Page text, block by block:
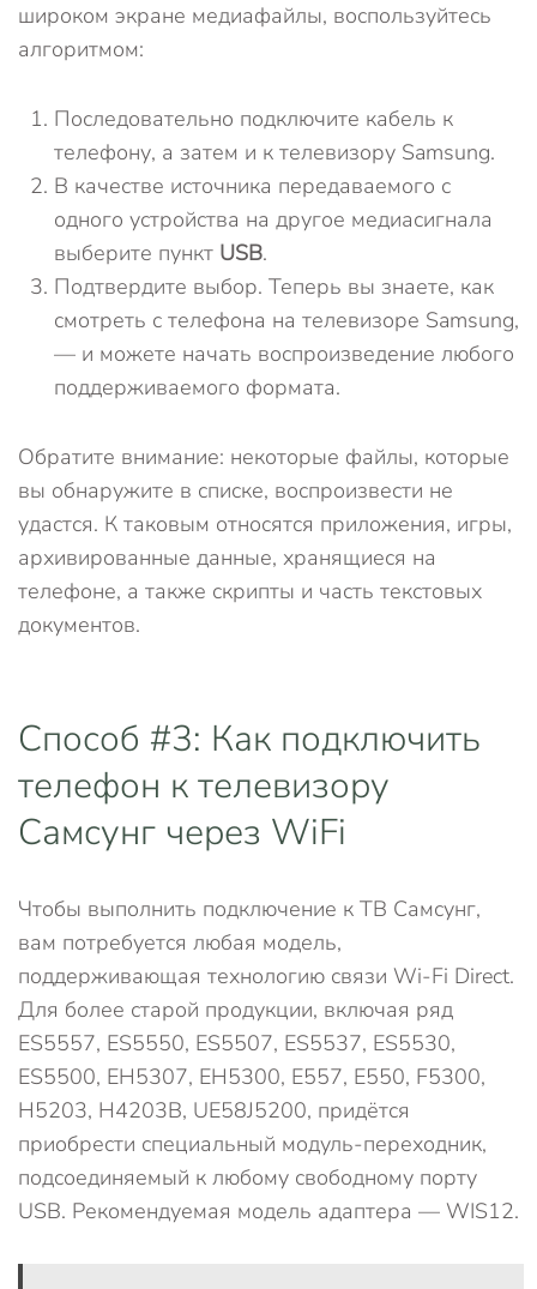
широком экране медиафайлы, воспользуйтесь
алгоритмом:
Последовательно подключите кабель к
телефону, а затем и к телевизору Samsung.
В качестве источника передаваемого с
одного устройства на другое медиасигнала
выберите пункт USB.
Подтвердите выбор. Теперь вы знаете, как
смотреть с телефона на телевизоре Samsung,
— и можете начать воспроизведение любого
поддерживаемого формата.
Обратите внимание: некоторые файлы, которые
вы обнаружите в списке, воспроизвести не
удастся. К таковым относятся приложения, игры,
архивированные данные, хранящиеся на
телефоне, а также скрипты и часть текстовых
документов.
Способ #3: Как подключить
телефон к телевизору
Самсунг через WiFi
Чтобы выполнить подключение к ТВ Самсунг,
вам потребуется любая модель,
поддерживающая технологию связи Wi-Fi Direct.
Для более старой продукции, включая ряд
ES5557, ES5550, ES5507, ES5537, ES5530,
ES5500, EH5307, EH5300, E557, E550, F5300,
H5203, H4203В, UE58J5200, придётся
приобрести специальный модуль-переходник,
подсоединяемый к любому свободному порту
USB. Рекомендуемая модель адаптера — WIS12.